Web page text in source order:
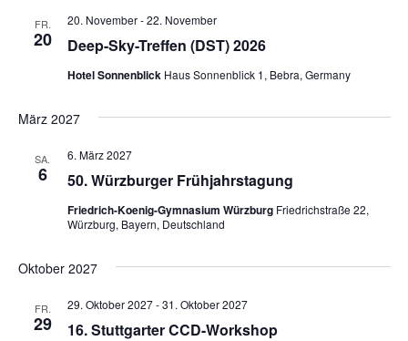
FR.
20 Deep-Sky-Treffen (DST) 2026
20. November-22. November
Hotel Sonnenblick Haus Sonnenblick 1, Bebra, Germany
März 2027
SA.
6 50. Würzburger Frühjahrstagung
6. März 2027
Friedrich-Koenig-Gymnasium Würzburg Friedrichstraße 22,
Würzburg, Bayern, Deutschland
Oktober 2027
FR.
29 16. Stuttgarter CCD-Workshop
29. Oktober 2027-31. Oktober 2027